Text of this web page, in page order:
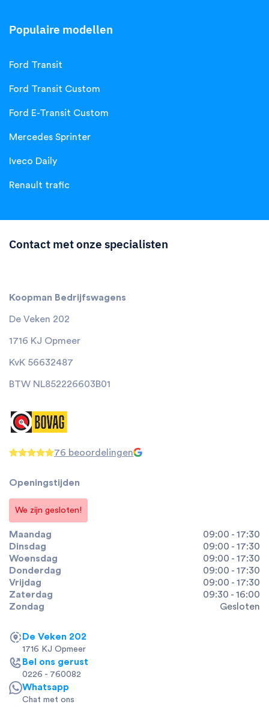
Populaire modellen
Ford Transit
Ford Transit Custom
Ford E-Transit Custom
Mercedes Sprinter
Iveco Daily
Renault trafic
Contact met onze specialisten
Koopman Bedrijfswagens
De Veken 202
1716 KJ Opmeer
KvK 56632487
BTW NL852226603B01
76 beoordelingen
Openingstijden
We zijn gesloten!
Maandag
09:00 - 17:30
Dinsdag
09:00 - 17:30
Woensdag
09:00 - 17:30
Donderdag
09:00 - 17:30
Vrijdag
09:00 - 17:30
Zaterdag
09:30 - 16:00
Zondag
Gesloten
De Veken 202
1716 KJ Opmeer
Bel ons gerust
0226 - 760082
Whatsapp
Chat met ons